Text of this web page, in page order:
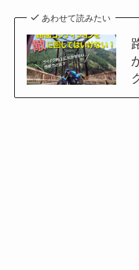
あわせて読みたい